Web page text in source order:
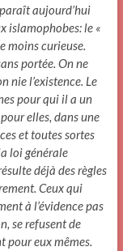
aujourd’hui
islamophobes: le «
moins curieuse.
portée. On ne
nie l’existence. Le
pour qui il a un
elles, dans une
et toutes sortes
loi générale
déjà des règles
Ceux qui
à l’évidence pas
se refusent de
pour eux mêmes.